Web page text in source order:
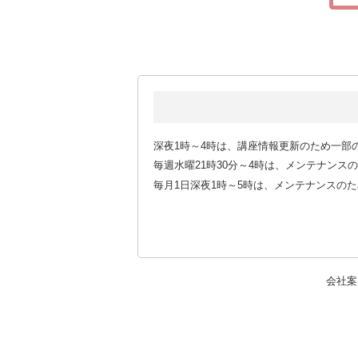
深夜1時～4時は、講座情報更新のため一部
毎週水曜21時30分～4時は、メンテナンス
毎月1日深夜1時～5時は、メンテナンスの
会社